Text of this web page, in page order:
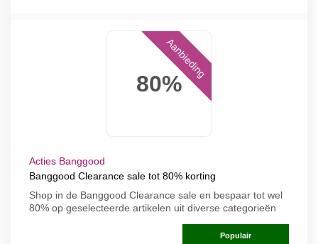
80%
Aanbieding
Acties Banggood
Banggood Clearance sale tot 80% korting
Shop in de Banggood Clearance sale en bespaar tot wel
80% op geselecteerde artikelen uit diverse categorieën
Populair